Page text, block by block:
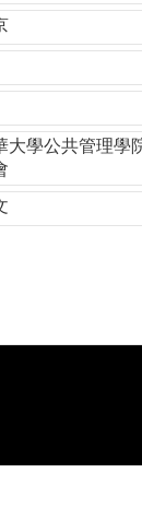
大學公共管理學